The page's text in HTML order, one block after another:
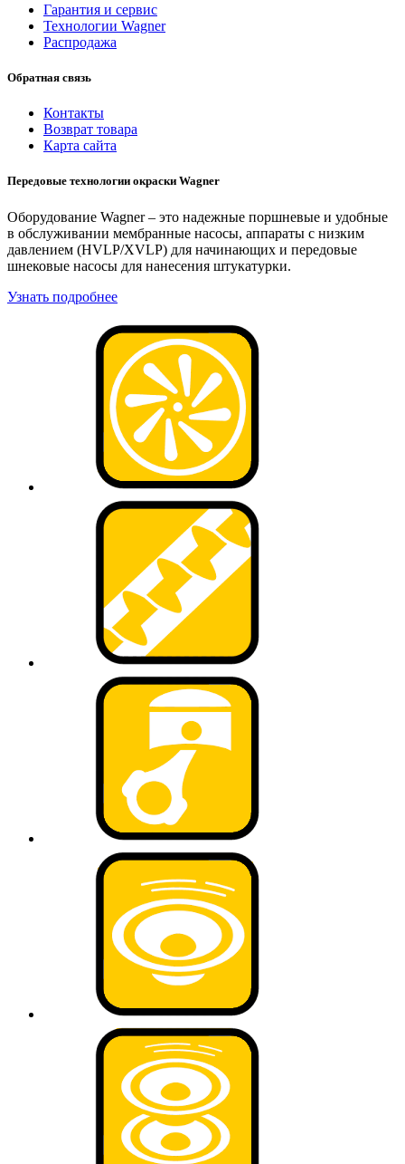
Гарантия и сервис
Технологии Wagner
Распродажа
Обратная связь
Контакты
Возврат товара
Карта сайта
Передовые технологии окраски Wagner
Оборудование Wagner – это надежные поршневые и удобные
в обслуживании мембранные насосы, аппараты с низким
давлением (HVLP/XVLP) для начинающих и передовые
шнековые насосы для нанесения штукатурки.
Узнать подробнее